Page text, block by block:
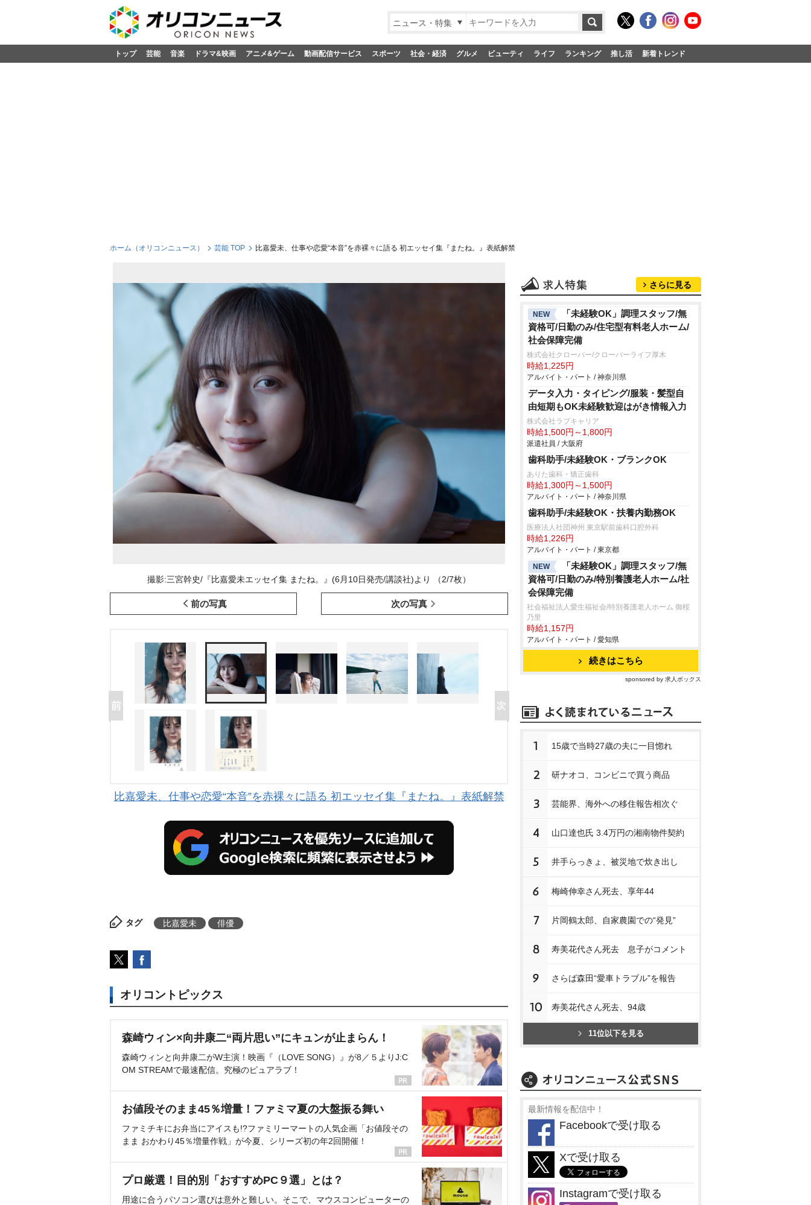
ニュース・特集
トップ 芸能 音楽 ドラマ&映画 アニメ&ゲーム 動画配信サービス スポーツ 社会・経済 グルメ ビューティ ライフ ランキング 推し活 新着トレンド
ホーム（オリコンニュース） 芸能 TOP 比嘉愛未、仕事や恋愛“本音”を赤裸々に語る 初エッセイ集『またね。』表紙解禁
撮影:三宮幹史/『比嘉愛未エッセイ集 またね。』(6月10日発売/講談社)より （2/7枚）
前の写真 次の写真
比嘉愛未、仕事や恋愛“本音”を赤裸々に語る 初エッセイ集『またね。』表紙解禁
タグ 比嘉愛未 俳優
オリコントピックス
森崎ウィン×向井康二“両片思い”にキュンが止まらん！
森崎ウィンと向井康二がW主演！映画『（LOVE SONG）』が8／５よりJ:C
OM STREAMで最速配信。究極のピュアラブ！
お値段そのまま45％増量！ファミマ夏の大盤振る舞い
ファミチキにお弁当にアイスも!?ファミリーマートの人気企画「お値段その
まま おかわり45％増量作戦」が今夏、シリーズ初の年2回開催！
プロ厳選！目的別「おすすめPC９選」とは？
用途に合うパソコン選びは意外と難しい。そこで、マウスコンピューターの
さらに見る
NEW
「未経験OK」調理スタッフ/無
資格可/日勤のみ/住宅型有料老人ホーム/
社会保障完備
株式会社クローバー/クローバーライフ厚木
時給1,225円
アルバイト・パート / 神奈川県
データ入力・タイピング/服装・髪型自
由短期もOK未経験歓迎はがき情報入力
株式会社ラブキャリア
時給1,500円～1,800円
派遣社員 / 大阪府
歯科助手/未経験OK・ブランクOK
ありた歯科・矯正歯科
時給1,300円～1,500円
アルバイト・パート / 神奈川県
歯科助手/未経験OK・扶養内勤務OK
医療法人社団神州 東京駅前歯科口腔外科
時給1,226円
アルバイト・パート / 東京都
NEW
「未経験OK」調理スタッフ/無
資格可/日勤のみ/特別養護老人ホーム/社
会保障完備
社会福祉法人愛生福祉会/特別養護老人ホーム 御桜
乃里
時給1,157円
アルバイト・パート / 愛知県
続きはこちら
sponsored by 求人ボックス
1 15歳で当時27歳の夫に一目惚れ
2 研ナオコ、コンビニで買う商品
3 芸能界、海外への移住報告相次ぐ
4 山口達也氏 3.4万円の湘南物件契約
5 井手らっきょ、被災地で炊き出し
6 梅崎伸幸さん死去、享年44
7 片岡鶴太郎、自家農園での“発見”
8 寿美花代さん死去 息子がコメント
9 さらば森田“愛車トラブル”を報告
10 寿美花代さん死去、94歳
11位以下を見る
最新情報を配信中！
Facebookで受け取る
Xで受け取る
Instagramで受け取る